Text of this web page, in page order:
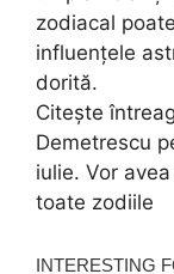
zodiacal
influențele
dorită.
Citeşte
Demetrescu
iulie. Vor
toate zodiile